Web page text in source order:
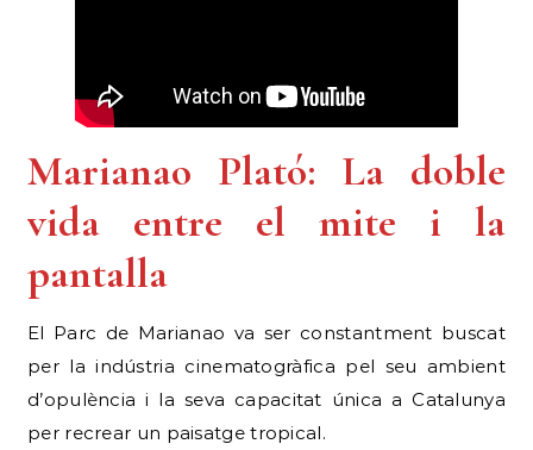
Marianao Plató: La doble
vida entre el mite i la
pantalla
El Parc de Marianao va ser constantment buscat
per la indústria cinematogràfica pel seu ambient
d’opulència i la seva capacitat única a Catalunya
per recrear un paisatge tropical.